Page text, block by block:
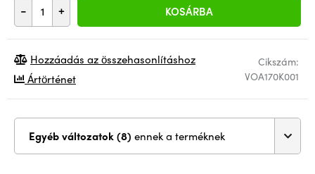
- + KOSÁRBA
Cikszám:
VOA170K001
Hozzáadás az összehasonlításhoz
Ártörténet
Egyéb változatok (8) ennek a terméknek